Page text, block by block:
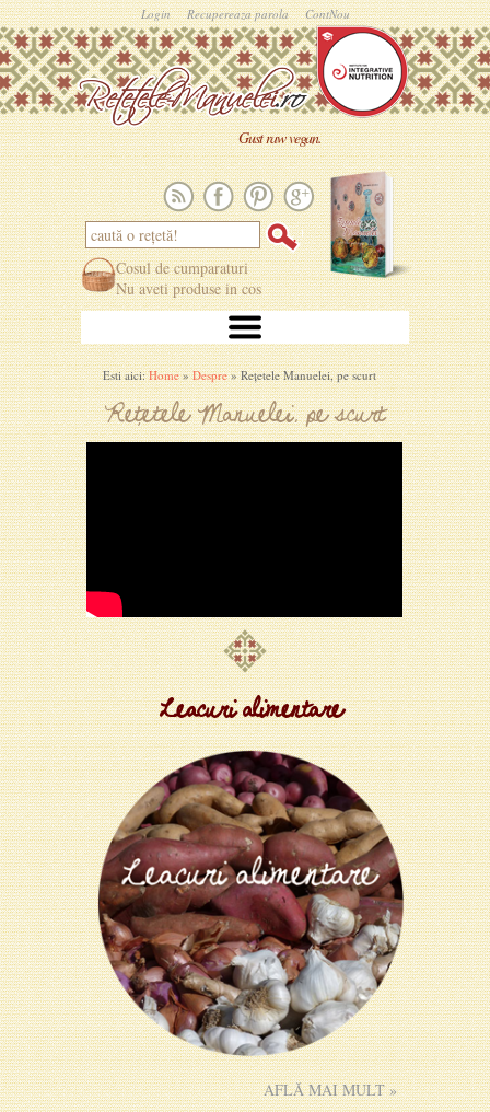
Login Recupereaza parola ContNou
Gust raw vegan.
Cosul de cumparaturi
Nu aveti produse in cos
Esti aici:Home»Despre» Rețetele Manuelei, pe scurt
Rețetele Manuelei, pe scurt
Leacuri alimentare
AFLĂ MAI MULT »